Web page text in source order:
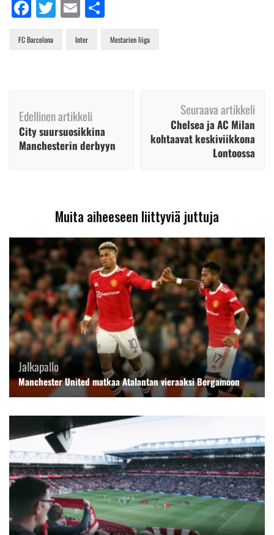
Facebook
Twitter
Email
FC Barcelona Inter Mestarien liiga
selaus
Edellinen artikkeli
City suursuosikkina
Manchesterin derbyyn
Seuraava artikkeli
Chelsea ja AC Milan
kohtaavat keskiviikkona
Lontoossa
Muita aiheeseen liittyviä juttuja
Jalkapallo
Manchester United matkaa Atalantan vieraaksi Bergamoon